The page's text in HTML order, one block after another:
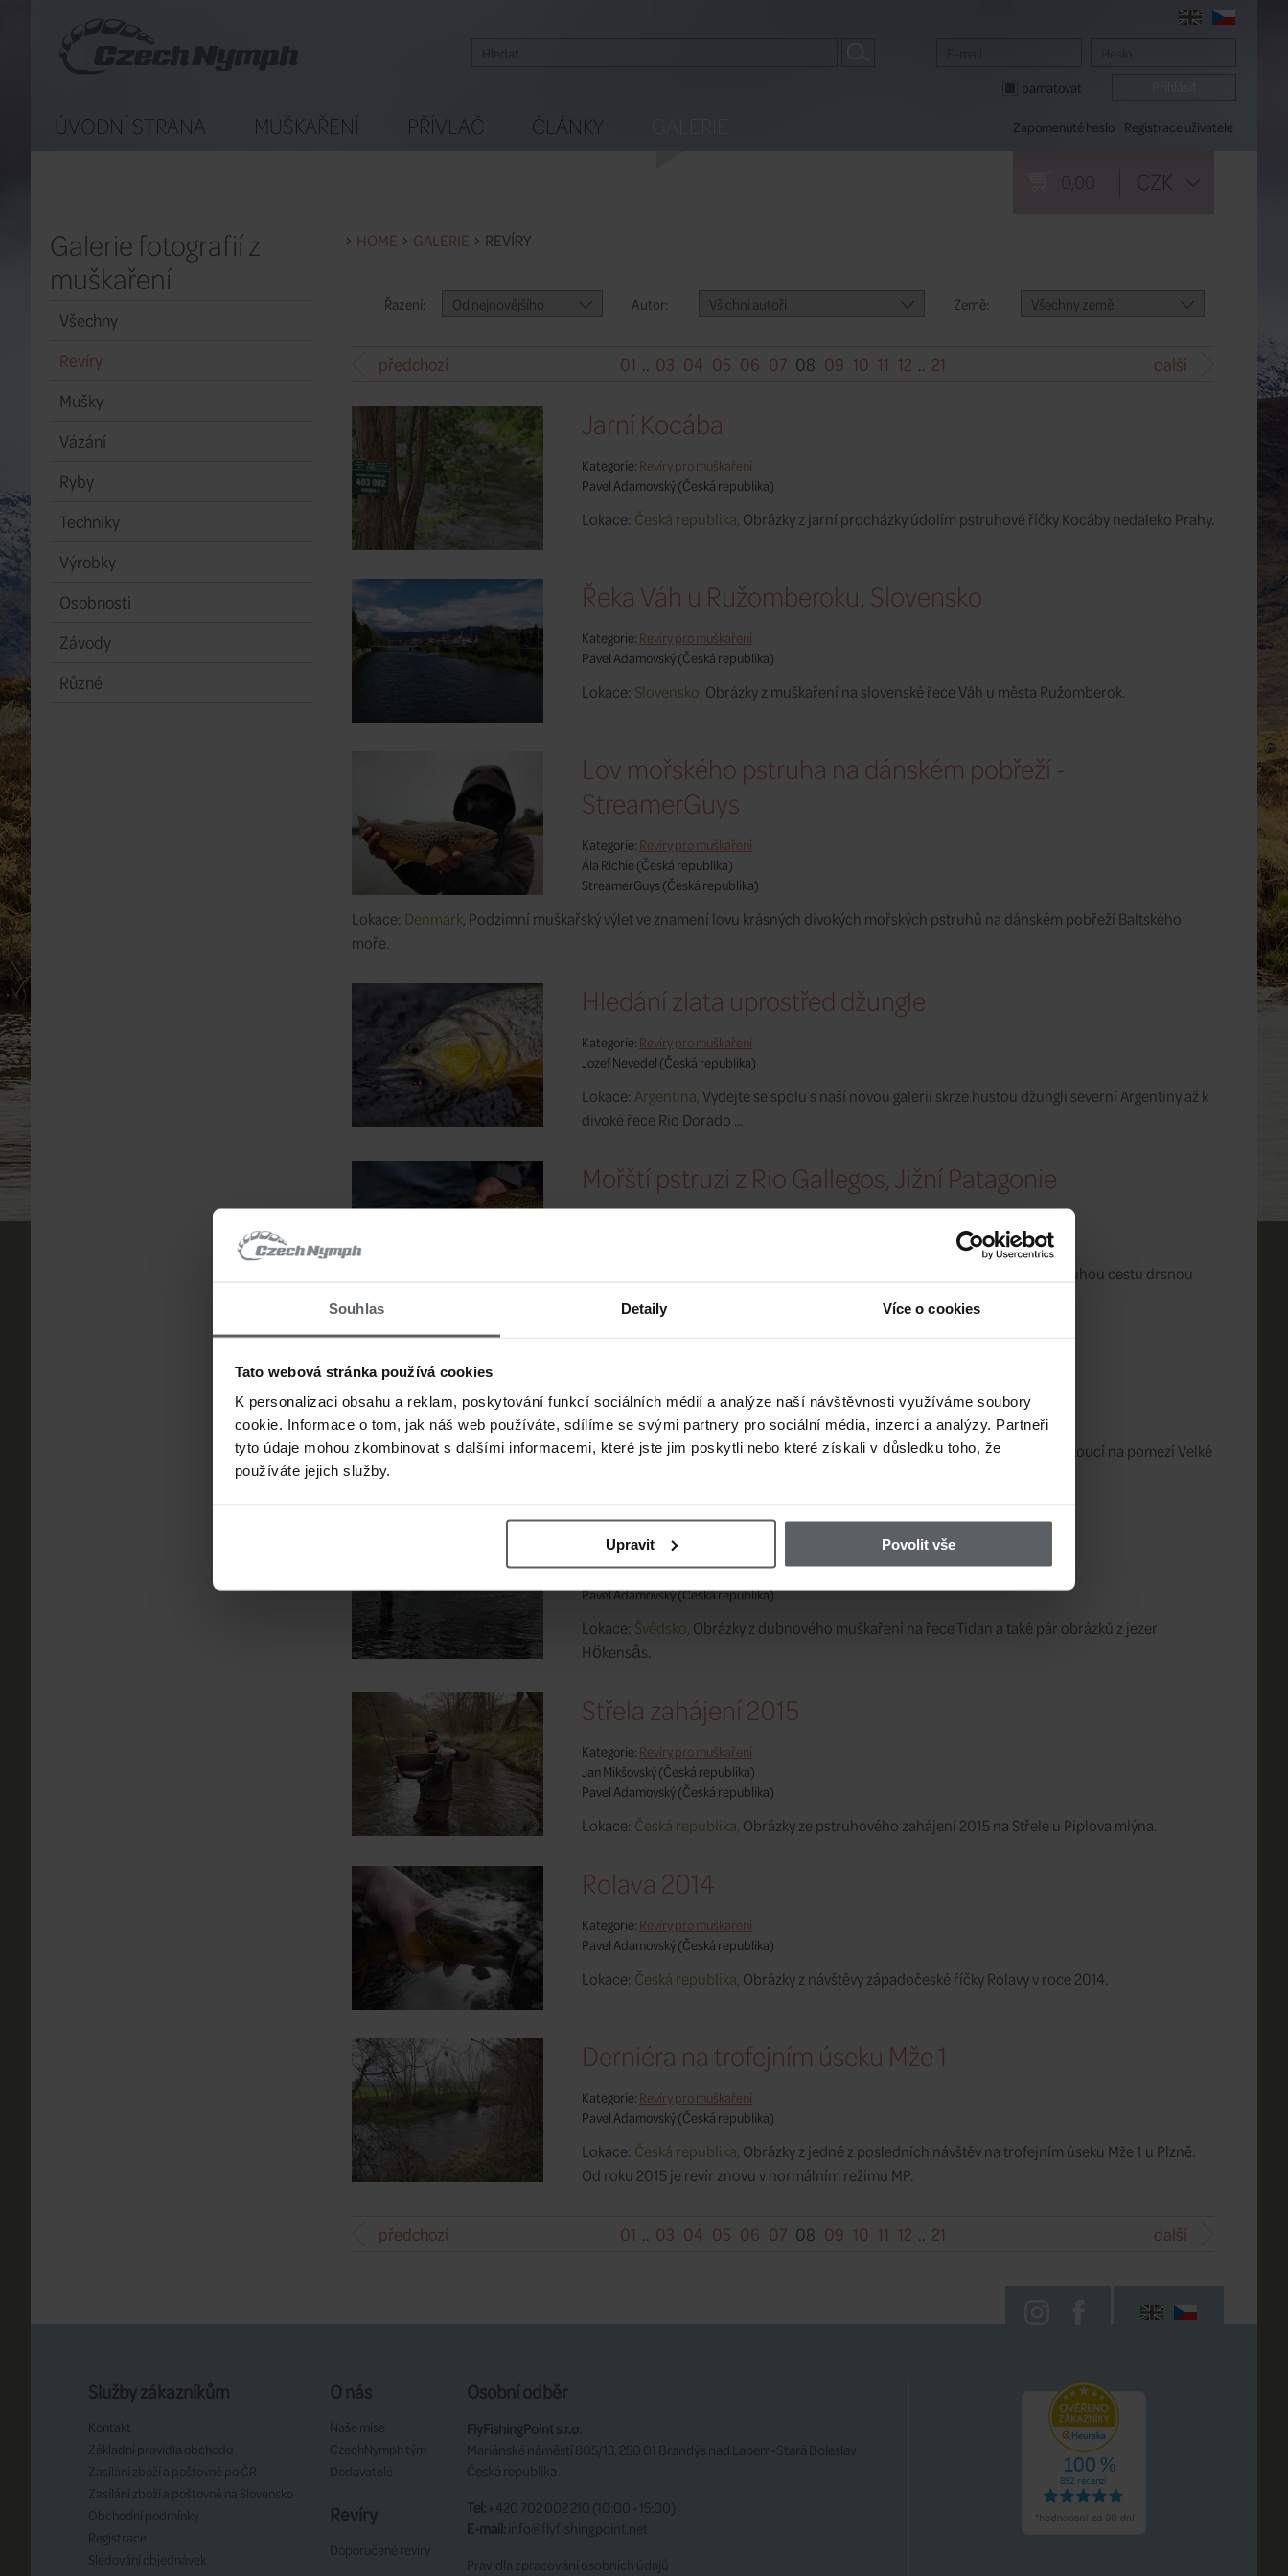
Souhlas Detaily Více o cookies
Tato webová stránka používá cookies
K personalizaci obsahu a reklam, poskytování funkcí sociálních médií a analýze naší návštěvnosti využíváme soubory
cookie. Informace o tom, jak náš web používáte, sdílíme se svými partnery pro sociální média, inzerci a analýzy. Partneři
tyto údaje mohou zkombinovat s dalšími informacemi, které jste jim poskytli nebo které získali v důsledku toho, že
používáte jejich služby.
Upravit Povolit vše
pamatovat
Zapomenuté heslo Registrace uživatele
0,00 CZK
ÚVODNÍ STRANA MUŠKAŘENÍ PŘÍVLAČ ČLÁNKY
Galerie fotografií z
muškaření
Všechny
Revíry
Mušky
Vázání
Ryby
Techniky
Výrobky
Osobnosti
Závody
Různé
HOME GALERIE REVÍRY
Řazení: Od nejnovějšího Autor: Všichni autoři Země: Všechny země
předchozí 01 .. 03 04 05 06 07 08 09 10 11 12 .. 21 další
Jarní Kocába
Kategorie:Revíry pro muškaření
Pavel Adamovský(Česká republika)
Lokace: Česká republika, Obrázky z jarní procházky údolím pstruhové říčky Kocáby nedaleko Prahy.
Řeka Váh u Ružomberoku, Slovensko
Kategorie:Revíry pro muškaření
Pavel Adamovský(Česká republika)
Lokace: Slovensko, Obrázky z muškaření na slovenské řece Váh u města Ružomberok.
Lov mořského pstruha na dánském pobřeží -
StreamerGuys
Kategorie:Revíry pro muškaření
Ála Richie(Česká republika)
StreamerGuys(Česká republika)
Lokace: Denmark, Podzimní muškařský výlet ve znamení lovu krásných divokých mořských pstruhů na dánském pobřeží Baltského
moře.
Hledání zlata uprostřed džungle
Kategorie:Revíry pro muškaření
Jozef Nevedel(Česká republika)
Lokace:Argentina,Vydejte se spolu s naší novou galerií skrze hustou džungli severní Argentiny až k
divoké řece Rio Dorado ...
Mořští pstruzi z Rio Gallegos, Jižní Patagonie
Nechte se inspirovat naší novou galerií a vydejte se na dlouhou cestu drsnou
argentinskou přírodou až ...
Kategorie:Revíry pro muškaření
Pavel Adamovský (Česká republika)
Lokace:Slovensko,Revúca je levostranný přítok Váhu. Krásná horská říčka tekoucí na pomezí Velké
Jarní muškaření na řece Tidan, Švédsko
Kategorie:Revíry pro muškaření
Pavel Adamovský(Česká republika)
Lokace: Švédsko, Obrázky z dubnového muškaření na řece Tidan a také pár obrázků z jezer
Hökensås.
Střela zahájení 2015
Kategorie:Revíry pro muškaření
Jan Mikšovský(Česká republika)
Pavel Adamovský(Česká republika)
Lokace: Česká republika, Obrázky ze pstruhového zahájení 2015 na Střele u Piplova mlýna.
Rolava 2014
Kategorie:Revíry pro muškaření
Pavel Adamovský(Česká republika)
Lokace: Česká republika, Obrázky z návštěvy západočeské říčky Rolavy v roce 2014.
Derniéra na trofejním úseku Mže 1
Kategorie:Revíry pro muškaření
Pavel Adamovský(Česká republika)
Lokace: Česká republika, Obrázky z jedné z posledních návštěv na trofejním úseku Mže 1 u Plzně.
Od roku 2015 je revír znovu v normálním režimu MP.
předchozí 01 .. 03 04 05 06 07 08 09 10 11 12 .. 21 další
Služby zákazníkům
Kontakt
Základní pravidla obchodu
Zasílání zboží a poštovné po ČR
Zasílání zboží a poštovné na Slovensko
Obchodní podmínky
Registrace
Sledování objednávek
O nás
Naše mise
CzechNymph tým
Dodavatelé
Revíry
Doporučené revíry
Osobní odběr
FlyFishingPoint s.r.o.
Mariánské náměstí 805/13, 250 01 Brandýs nad Labem-Stará Boleslav
Česká republika
Tel: +420 702 002 210 (10:00 - 15:00)
E-mail:info@flyfishingpoint.net
Pravidla zpracování osobních údajů